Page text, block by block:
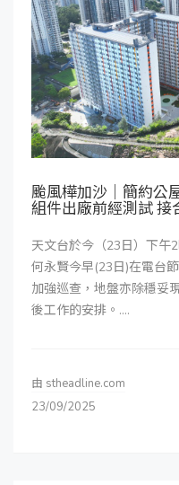
颱風樺加沙｜簡約公
組件出廠前經測試 接
天文台於今（23日）下午
何永賢今早(23日)在電台
加強巡查，地盤亦除穩妥
後工作的安排。....
由 stheadline.com
23/09/2025